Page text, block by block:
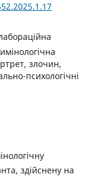
злочин,
психологічні
здійснену на